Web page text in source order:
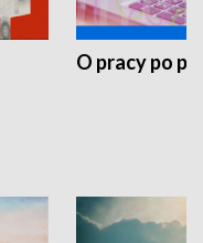
O pracy po